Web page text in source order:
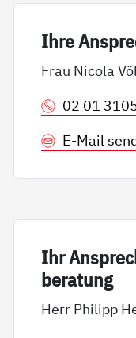
Ih­re
Frau Nicola
02 01
E-Mail
Ihr
be­ra­tung
Herr Philipp